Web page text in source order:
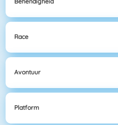
Race
Avontuur
Platform